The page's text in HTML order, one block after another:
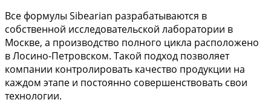
Все формулы Sibearian разрабатываются в
собственной исследовательской лаборатории в
Москве, а производство полного цикла расположено
в Лосино-Петровском. Такой подход позволяет
компании контролировать качество продукции на
каждом этапе и постоянно совершенствовать свои
технологии.